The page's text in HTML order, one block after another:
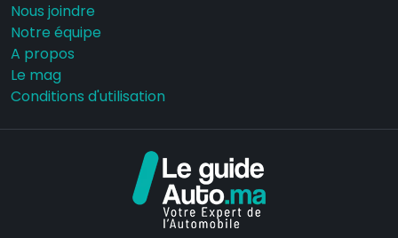
Nous joindre
Notre équipe
A propos
Le mag
Conditions d'utilisation